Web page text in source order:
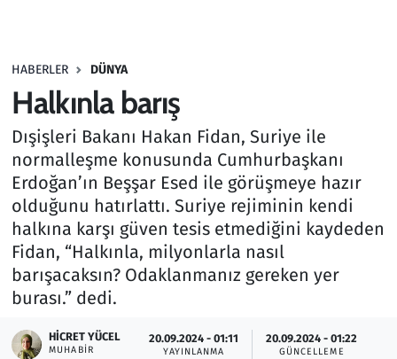
HABERLER DÜNYA
Halkınla barış
Dışişleri Bakanı Hakan Fidan, Suriye ile
normalleşme konusunda Cumhurbaşkanı
Erdoğan’ın Beşşar Esed ile görüşmeye hazır
olduğunu hatırlattı. Suriye rejiminin kendi
halkına karşı güven tesis etmediğini kaydeden
Fidan, “Halkınla, milyonlarla nasıl
barışacaksın? Odaklanmanız gereken yer
burası.” dedi.
HICRET YÜCEL
MUHABIR
20.09.2024 - 01:11
YAYINLANMA
20.09.2024 - 01:22
GÜNCELLEME
Haber
Kurumsal Haberler
Lezzet Durağı
Memur ve Kamu
Otomobil
Oyun